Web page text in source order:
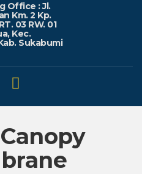
Office : Jl.
Km. 2 Kp.
03 RW. 01
Kec.
Sukabumi